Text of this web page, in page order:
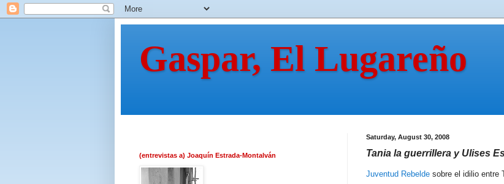
Gaspar, El Lugareño
Saturday, August 30, 2008
Tania la guerrillera y Ulises
Juventud Rebelde sobre el idilio entre
(entrevistas a) Joaquín Estrada-Montalván